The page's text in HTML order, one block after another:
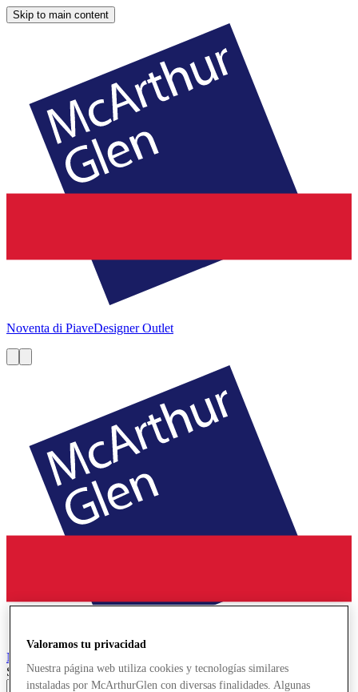
Skip to main content
Noventa di PiaveDesigner Outlet
Noventa di Piave
Search input
Valoramos tu privacidad
Nuestra página web utiliza cookies y tecnologías similares
instaladas por McArthurGlen con diversas finalidades. Algunas